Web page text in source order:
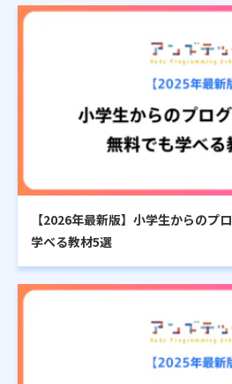
【2026年最新版】小学生からのプ
学べる教材5選